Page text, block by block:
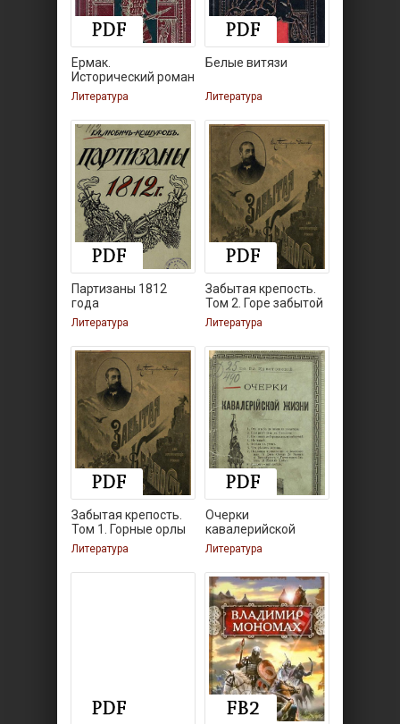
Ермак.
Исторический роман
Литература
Белые витязи
Литература
Партизаны 1812
года
Литература
Забытая крепость.
Том 2. Горе забытой
Литература
Забытая крепость.
Том 1. Горные орлы
Литература
Очерки
кавалерийской
жизни
Литература